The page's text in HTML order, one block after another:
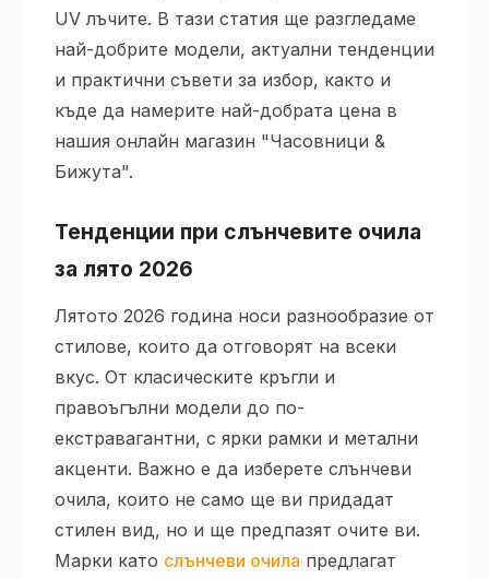
UV лъчите. В тази статия ще разгледаме
най-добрите модели, актуални тенденции
и практични съвети за избор, както и
къде да намерите най-добрата цена в
нашия онлайн магазин "Часовници &
Бижута".
Тенденции при слънчевите очила
за лято 2026
Лятото 2026 година носи разнообразие от
стилове, които да отговорят на всеки
вкус. От класическите кръгли и
правоъгълни модели до по-
екстравагантни, с ярки рамки и метални
акценти. Важно е да изберете слънчеви
очила, които не само ще ви придадат
стилен вид, но и ще предпазят очите ви.
Марки като слънчеви очила предлагат